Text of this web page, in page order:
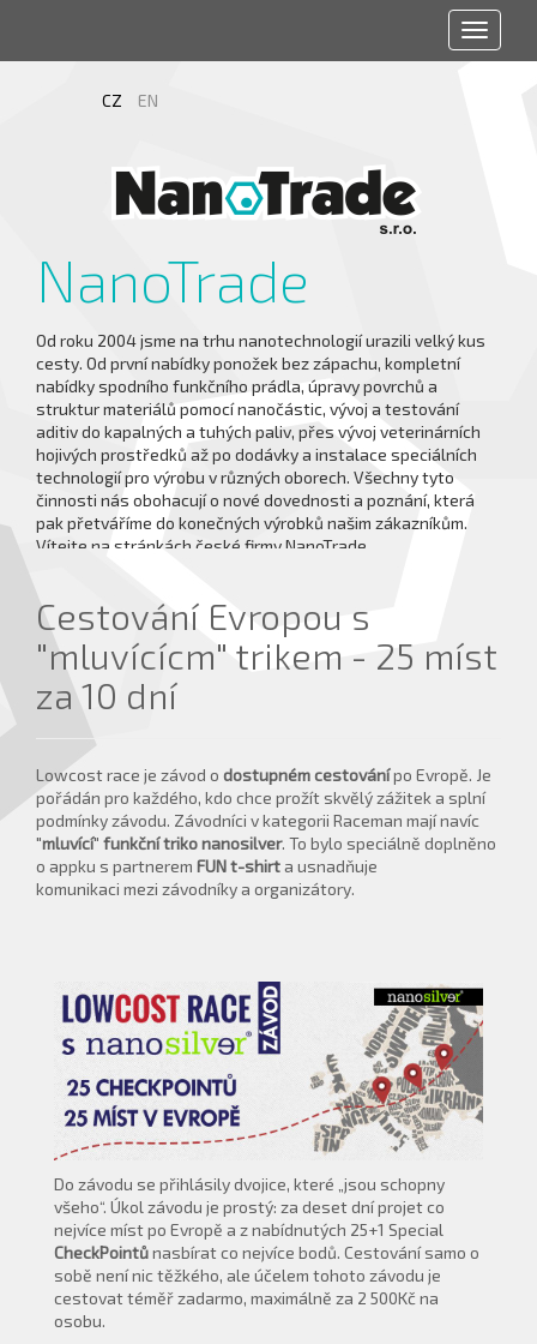
CZ EN
NanoTrade
Od roku 2004 jsme na trhu nanotechnologií urazili velký kus
cesty. Od první nabídky ponožek bez zápachu, kompletní
nabídky spodního funkčního prádla, úpravy povrchů a
struktur materiálů pomocí nanočástic, vývoj a testování
aditiv do kapalných a tuhých paliv, přes vývoj veterinárních
hojivých prostředků až po dodávky a instalace speciálních
technologií pro výrobu v různých oborech. Všechny tyto
činnosti nás obohacují o nové dovednosti a poznání, která
pak přetváříme do konečných výrobků našim zákazníkům.
Vítejte na stránkách české firmy NanoTrade.
Cestování Evropou s
"mluvícícm" trikem - 25 míst
za 10 dní
Lowcost race je závod o dostupném cestovánípo Evropě. Je
pořádán pro každého, kdo chce prožít skvělý zážitek a splní
podmínky závodu. Závodníci v kategorii Raceman mají navíc
"mluvící" funkční triko nanosilver. To bylo speciálně doplněno
o appku s partnerem FUN t-shirta usnadňuje
komunikaci mezi závodníky a organizátory.
Do závodu se přihlásily dvojice, které „jsou schopny
všeho“. Úkol závodu je prostý: za deset dní projet co
nejvíce míst po Evropě a z nabídnutých 25+1 Special
CheckPointůnasbírat co nejvíce bodů. Cestování samo o
sobě není nic těžkého, ale účelem tohoto závodu je
cestovat téměř zadarmo, maximálně za 2 500Kč na
osobu.
Toggle